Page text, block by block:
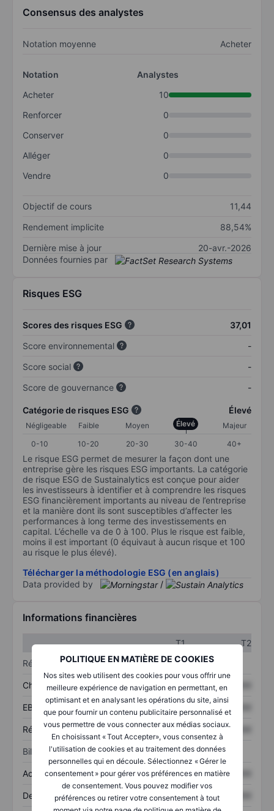
POLITIQUE EN MATIÈRE DE COOKIES
Nos sites web utilisent des cookies pour vous offrir une
meilleure expérience de navigation en permettant, en
optimisant et en analysant les opérations du site, ainsi
que pour fournir un contenu publicitaire personnalisé et
vous permettre de vous connecter aux médias sociaux.
En choisissant « Tout Accepter», vous consentez à
l'utilisation de cookies et au traitement des données
personnelles qui en découle. Sélectionnez « Gérer le
consentement » pour gérer vos préférences en matière
de consentement. Vous pouvez modifier vos
préférences ou retirer votre consentement à tout
Consensus des analystes
Notation moyenne Acheter
Notation
Analystes
Acheter
10
Renforcer
0
Conserver
0
Alléger
0
Vendre
0
Objectif de cours
11,44
Rendement implicite
88,54%
Dernière mise à jour
20-avr.-2026
Données fournies par
Risques ESG
Scores des risques ESG
37,01
Score environnemental
-
Score social
-
Score de gouvernance
-
Catégorie de risques ESG Élevé
Négligeable Faible Moyen Élevé
Majeur
0-10
10-20 20-30 30-40 40+
Le risque ESG permet de mesurer la façon dont une
entreprise gère les risques ESG importants. La catégorie
de risque ESG de Sustainalytics est conçue pour aider
les investisseurs à identifier et à comprendre les risques
ESG financièrement importants au niveau de l’entreprise
et la manière dont ils sont susceptibles d’affecter les
performances à long terme des investissements en
capital. L’échelle va de 0 à 100. Plus le risque est faible,
moins il est important (0 équivaut à aucun risque et 100
au risque le plus élevé).
Télécharger la méthodologie ESG (en anglais)
Data provided by
/
Informations financières
T1
T2
Résultats
Chiffre d’affaires XXXXXXX XXXXXXX
EBITDA XXXXXXX XXXXXXX
Résultat net XXXXXXX XXXXXXX
Bilan
Actifs totaux XXXXXXX XXXXXXX
Dette totale XXXXXXX XXXXXXX